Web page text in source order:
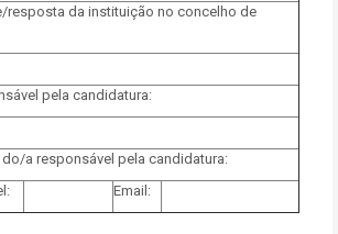
resposta da instituição no concelho de
pela candidatura:
a responsável pela candidatura:
Email: